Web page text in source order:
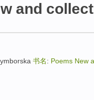
and
书名: Poems New